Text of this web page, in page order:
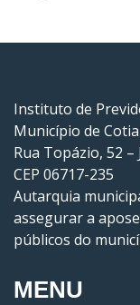
Instituto de
Município de Cotia
Rua Topázio, 52 –
CEP 06717-235
Autarquia
assegurar a
públicos do
MENU